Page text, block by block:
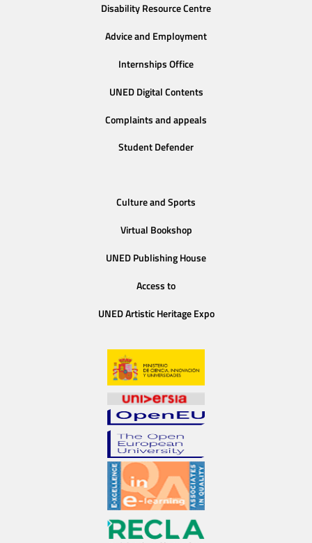
Disability Resource Centre
Advice and Employment
Internships Office
UNED Digital Contents
Complaints and appeals
Student Defender
Culture and Sports
Virtual Bookshop
UNED Publishing House
Access to
UNED Artistic Heritage Expo